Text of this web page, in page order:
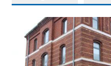
Abstimmung für